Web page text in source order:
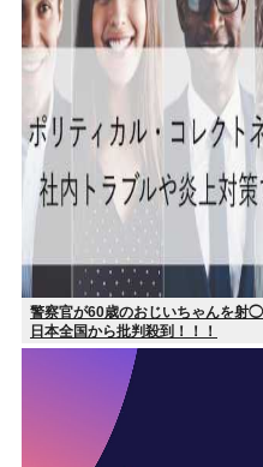
警察官が60歳のおじいちゃんを射
日本全国から批判殺到！！！